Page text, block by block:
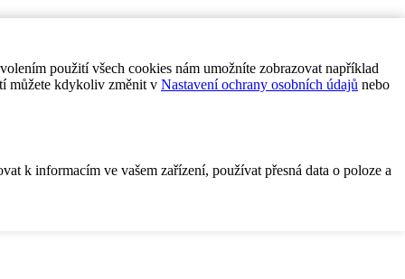
použití všech cookies nám umožníte zobrazovat například
můžete kdykoliv změnit v Nastavení ochrany osobních údajů nebo
k informacím ve vašem zařízení, používat přesná data o poloze a